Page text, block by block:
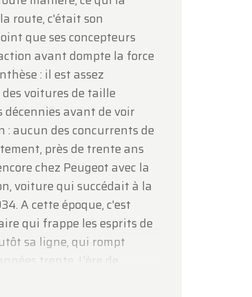
route, c'était son
que ses concepteurs
avant dompte la force
: il est assez
voitures de taille
avant de voir
: aucun des concurrents de
près de trente ans
chez Peugeot avec la
voiture qui succédait à la
A cette époque, c'est
qui frappe les esprits de
sa ligne, qui rompt
trente. L'ère de
le maître de d'œuvre de la